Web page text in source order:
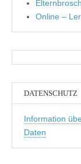
Online –
DATENSCHUTZ
Information
Daten